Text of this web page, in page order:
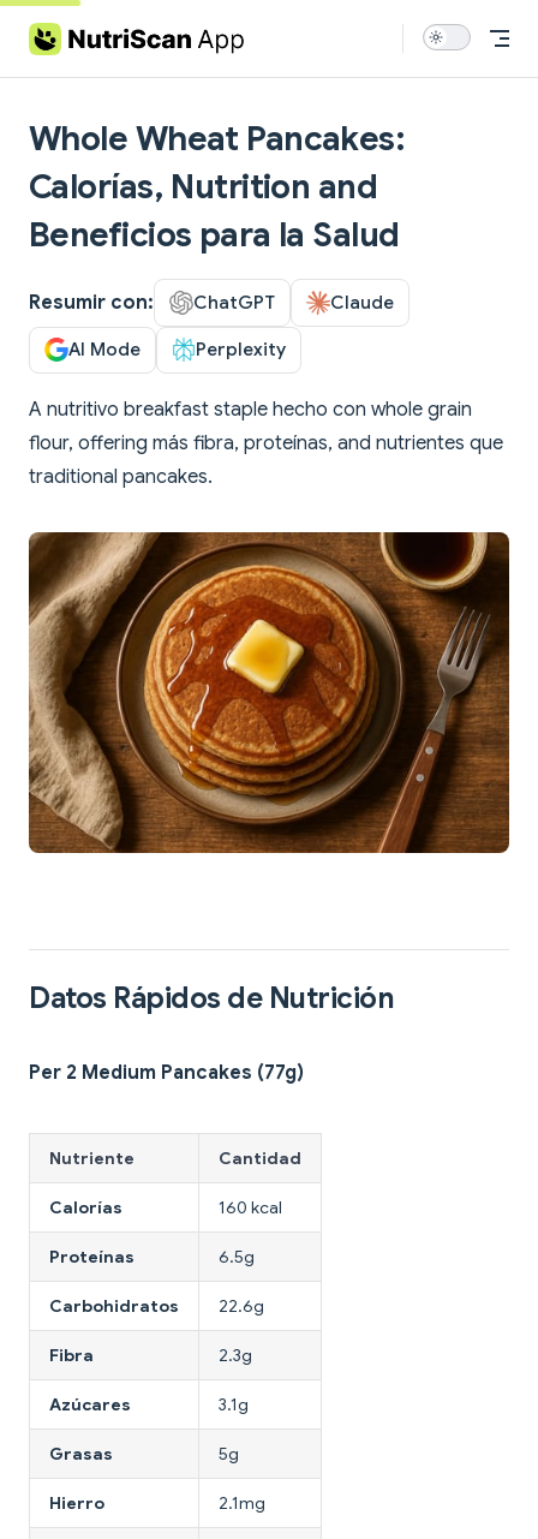
Skip to content
Whole Wheat Pancakes:
Calorías, Nutrition and
Beneficios para la Salud
Resumir con: ChatGPT Claude
AI Mode Perplexity
A nutritivo breakfast staple hecho con whole grain
flour, offering más fibra, proteínas, and nutrientes que
traditional pancakes.
Datos Rápidos de Nutrición
Per 2 Medium Pancakes (77g)
Nutriente Cantidad
Calorías 160 kcal
Proteínas 6.5g
Carbohidratos 22.6g
Fibra 2.3g
Azúcares 3.1g
Grasas 5g
Hierro 2.1mg